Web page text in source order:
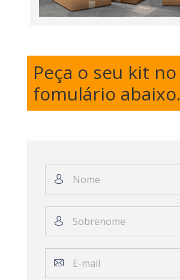
Peça o seu kit no
fomulário abaixo.